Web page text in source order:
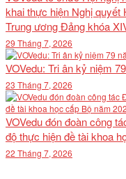
khai thực hiện Nghị quyết
Trung ương Đảng khóa
29 Tháng 7, 2026
VOVedu: Tri ân kỷ niệm
23 Tháng 7, 2026
VOVedu đón đoàn công
độ thực hiện đề tài khoa
22 Tháng 7, 2026